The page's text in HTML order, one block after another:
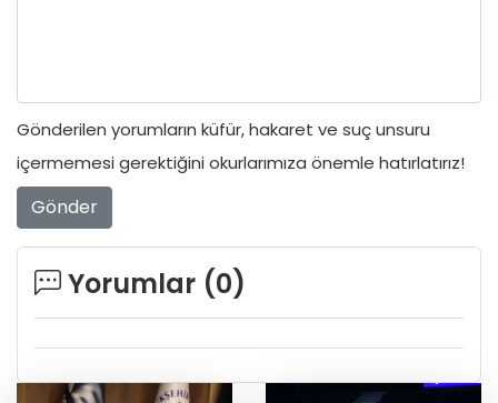
Gönderilen yorumların küfür, hakaret ve suç unsuru
içermemesi gerektiğini okurlarımıza önemle hatırlatırız!
Gönder
Yorumlar (0)